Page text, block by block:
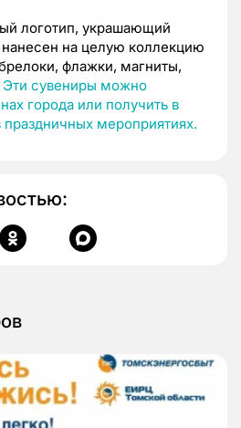
логотип, украшающий
на целую коллекцию
флажки, магниты,
Эти сувениры можно
города или получить в
праздничных мероприятиях.